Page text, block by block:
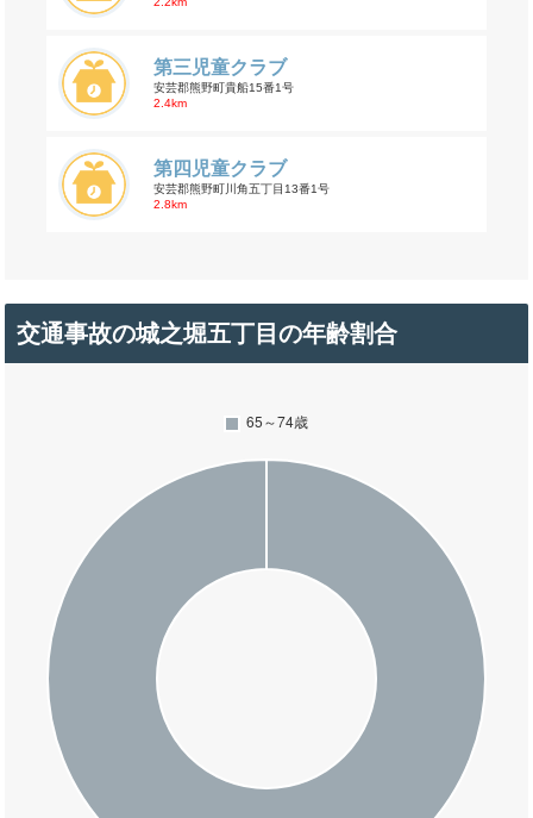
第三児童クラブ
安芸郡熊野町貴船15番1号
2.4km
第四児童クラブ
安芸郡熊野町川角五丁目13番1号
2.8km
交通事故の城之堀五丁目の年齢割合